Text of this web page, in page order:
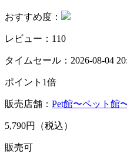
おすすめ度：
レビュー：110
タイムセール：2026-08-04
ポイント1倍
販売店舗： Pet館〜ペット館
5,790円（税込）
販売可